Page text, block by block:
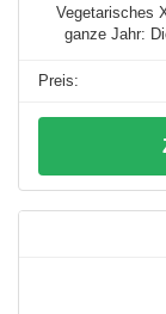
Vegetarisches
ganze Jahr: